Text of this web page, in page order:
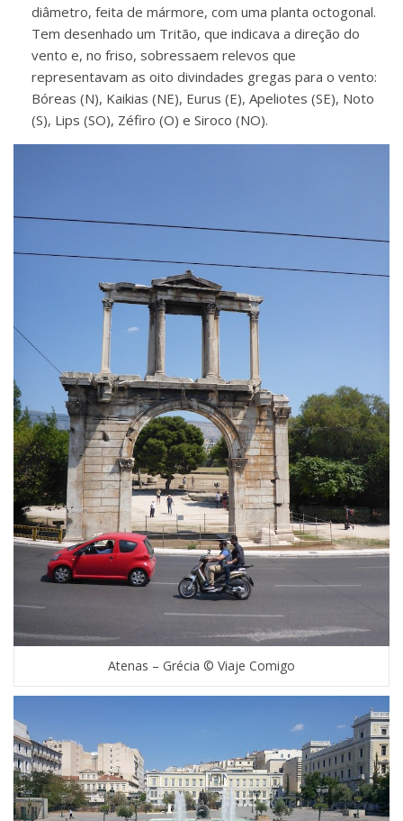
diâmetro, feita de mármore, com uma planta octogonal.
Tem desenhado um Tritão, que indicava a direção do
vento e, no friso, sobressaem relevos que
representavam as oito divindades gregas para o vento:
Bóreas (N), Kaikias (NE), Eurus (E), Apeliotes (SE), Noto
(S), Lips (SO), Zéfiro (O) e Siroco (NO).
Atenas – Grécia © Viaje Comigo